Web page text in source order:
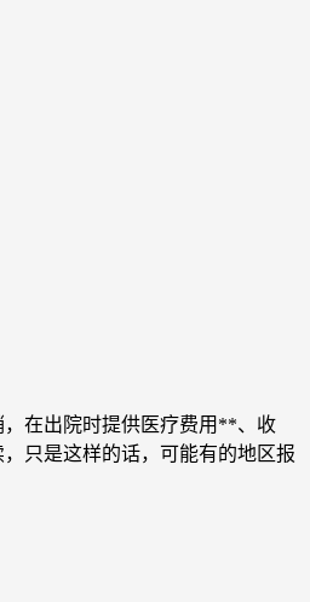
在出院时提供医疗费用**、收
只是这样的话，可能有的地区报